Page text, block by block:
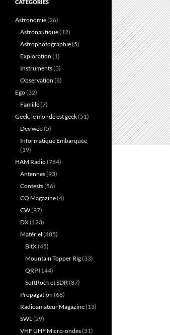
CATÉGORIES
Astronomie(26)
Astronautique(12)
Astrophotographie(5)
Exploration (1)
Instruments(3)
Observation (8)
Ego(32)
Famille(7)
Geek, le monde est geek(51)
Dev web(5)
Informatique Embarquée
(19)
HAM Radio(784)
Antennes(93)
Contests(56)
CQ Magazine(4)
CW(97)
DX(123)
Matériel (485)
BitX(45)
Mountain Topper Rig(33)
QRP(144)
SoftRock et SDR(87)
Propagation (68)
Radioamateur Magazine(13)
SWL(29)
VHF UHF Micro-ondes(31)